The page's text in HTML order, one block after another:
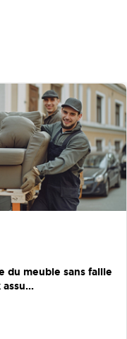
du meuble sans faille